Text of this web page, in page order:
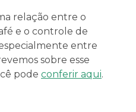
relação entre o
e o controle de
entre
sobre esse
pode conferir aqui.